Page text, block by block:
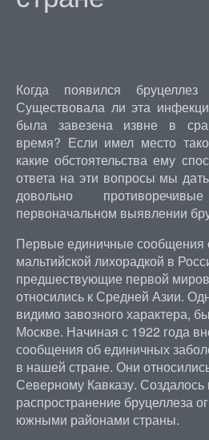
Когда появился
Существовала ли эта
была завезена извне в
время? Если имел место
какие обстоятельства ему
ответа на эти вопросы мы
довольно
первоначальном выявлении
Первые единичные сообщения
мальтийской лихорадкой в
предшествующие первой
относились к Средней Азии.
видимо завозного характера,
Москве. Начиная с 1922 года
сообщения об единичных
в нашей стране. Они
Северному Кавказу. Создалось
распространение бруцеллеза
южными районами страны.